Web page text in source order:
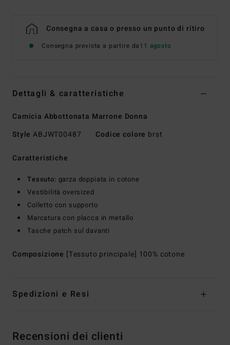
Consegna a casa o presso un punto di ritiro
Consegna prevista a partire da11 agosto
Dettagli & caratteristiche
Camicia Abbottonata Marrone Donna
Style ABJWT00487 Codice colore brst
Caratteristiche
Tessuto: garza doppiata in cotone
Vestibilità oversized
Colletto con supporto
Marcatura con placca in metallo
Tasche patch sul davanti
Composizione [Tessuto principale] 100% cotone
Spedizioni e Resi
Recensioni dei clienti